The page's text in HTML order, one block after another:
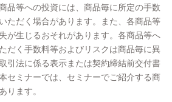
品等への投資には、商品毎に所定の手数
ただく場合があります。また、各商品等
が生じるおそれがあります。各商品等へ
だく手数料等およびリスクは商品毎に異
引法に係る表示または契約締結前交付書
セミナーでは、セミナーでご紹介する商
ります。